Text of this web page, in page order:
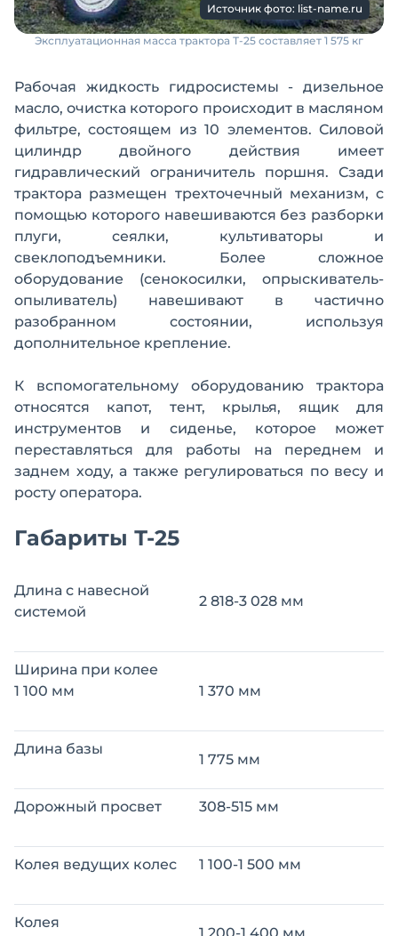
Источник фото: list-name.ru
Эксплуатационная масса трактора Т-25 составляет 1 575 кг
Рабочая жидкость гидросистемы - дизельное
масло, очистка которого происходит в масляном
фильтре, состоящем из 10 элементов. Силовой
цилиндр двойного действия имеет
гидравлический ограничитель поршня. Сзади
трактора размещен трехточечный механизм, с
помощью которого навешиваются без разборки
плуги, сеялки, культиваторы и
свеклоподъемники. Более сложное
оборудование (сенокосилки, опрыскиватель-
опыливатель) навешивают в частично
разобранном состоянии, используя
дополнительное крепление.
К вспомогательному оборудованию трактора
относятся капот, тент, крылья, ящик для
инструментов и сиденье, которое может
переставляться для работы на переднем и
заднем ходу, а также регулироваться по весу и
росту оператора.
Габариты Т-25
Длина с навесной
системой
2 818-3 028 мм
Ширина при колее
1 100 мм
1 370 мм
Длина базы
1 775 мм
Дорожный просвет 308-515 мм
Колея ведущих колес 1 100-1 500 мм
Колея